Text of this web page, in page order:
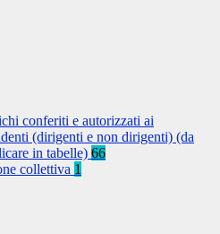
conferiti e autorizzati ai
(dirigenti e non dirigenti) (da
in tabelle) 66
collettiva 1